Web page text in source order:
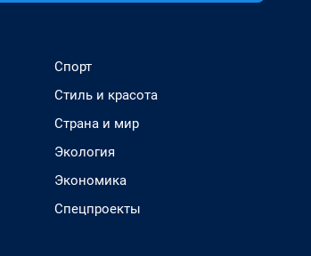
Спорт
Стиль и красота
Страна и мир
Экология
Экономика
Спецпроекты